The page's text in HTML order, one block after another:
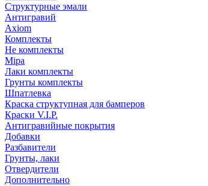
Структурные эмали
Антигравий
Axiom
Комплекты
Не комплекты
Mipa
Лаки комплекты
Грунты комплекты
Шпатлевка
Краска структупная для бамперов
Краски V.I.P.
Антигравийные покрытия
Добавки
Разбавители
Грунты, лаки
Отвердители
Дополнительно